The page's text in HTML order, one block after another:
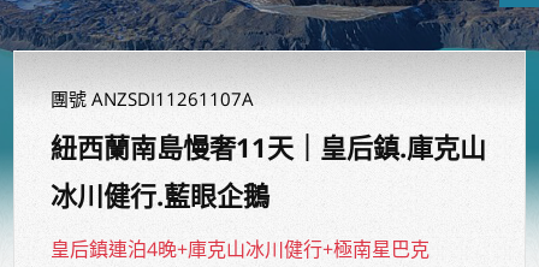
團號 ANZSDI11261107A
紐西蘭南島慢奢11天｜皇后鎮.庫克山
冰川健行.藍眼企鵝
皇后鎮連泊4晚+庫克山冰川健行+極南星巴克